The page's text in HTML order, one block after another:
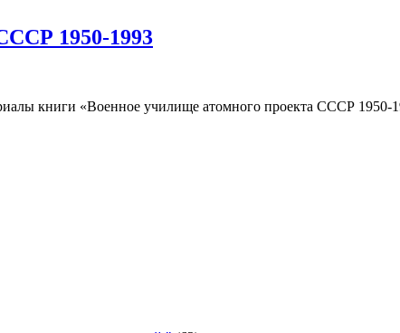
1950-1993
книги «Военное училище атомного проекта СССР 1950-